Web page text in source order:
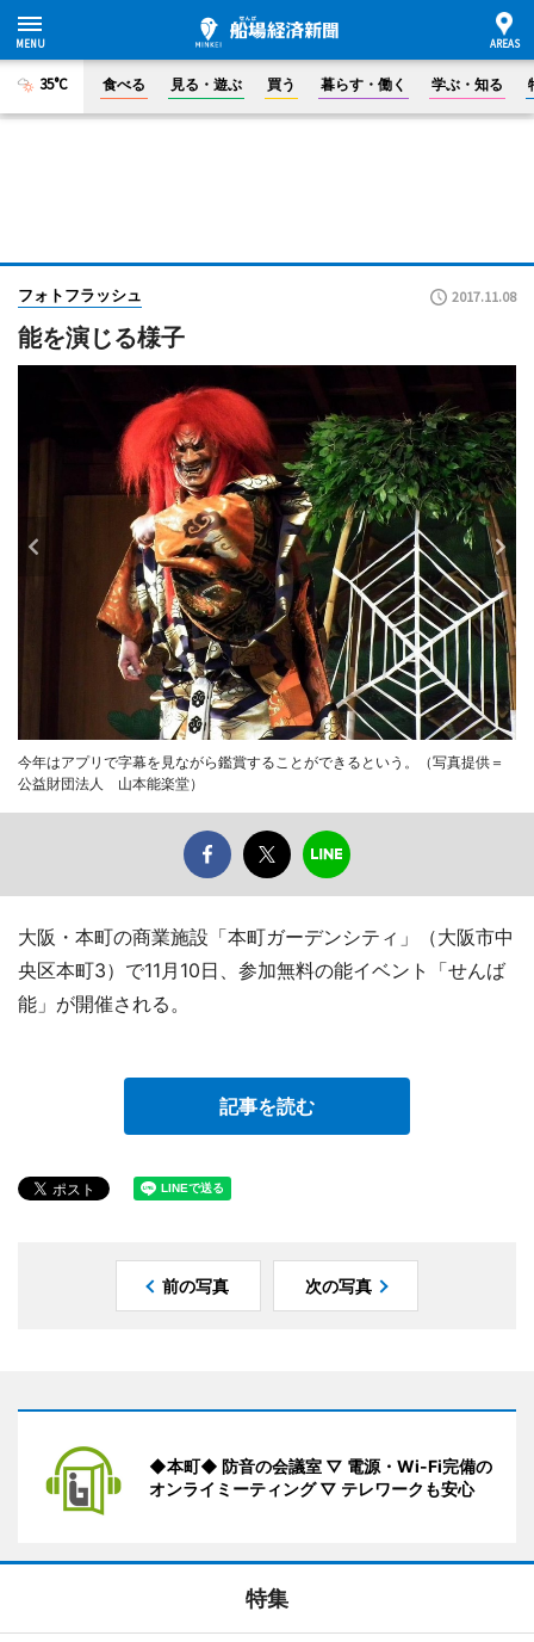
35°C 食べる 見る・遊ぶ 買う 暮らす・働く 学ぶ・知る
フォトフラッシュ 2017.11.08
能を演じる様子
今年はアプリで字幕を見ながら鑑賞することができるという。（写真提供＝
公益財団法人 山本能楽堂）
大阪・本町の商業施設「本町ガーデンシティ」（大阪市中
央区本町3）で11月10日、参加無料の能イベント「せんば
能」が開催される。
記事を読む
前の写真 次の写真
◆本町◆ 防音の会議室 ▽ 電源・Wi-Fi完備の
オンライミーティング ▽ テレワークも安心
特集